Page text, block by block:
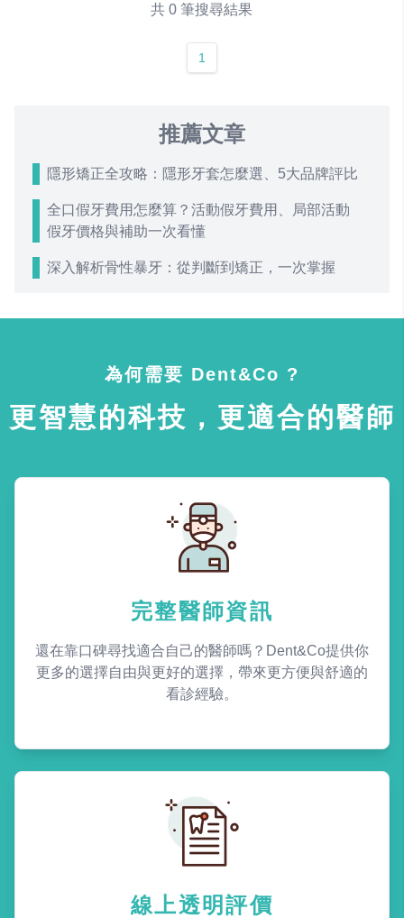
共 0 筆搜尋結果
1
推薦文章
隱形矯正全攻略：隱形牙套怎麼選、5大品牌評比
全口假牙費用怎麼算？活動假牙費用、局部活動
假牙價格與補助一次看懂
深入解析骨性暴牙：從判斷到矯正，一次掌握
為何需要 Dent&Co ?
更智慧的科技，更適合的醫師
完整醫師資訊
還在靠口碑尋找適合自己的醫師嗎？Dent&Co提供你
更多的選擇自由與更好的選擇，帶來更方便與舒適的
看診經驗。
線上透明評價